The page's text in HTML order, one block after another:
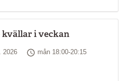
kvällar i veckan
2026 Tid
mån 18:00-20:15